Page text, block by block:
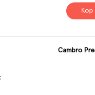
Köp
Cambro
: